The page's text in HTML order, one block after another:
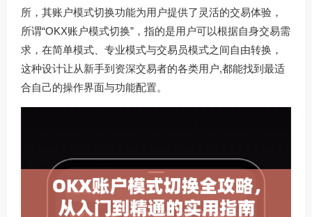
所，其账户模式切换功能为用户提供了灵活的交易体验，
所谓“OKX账户模式切换”，指的是用户可以根据自身交易需
求，在简单模式、专业模式与交易员模式之间自由转换，
这种设计让从新手到资深交易者的各类用户,都能找到最适
合自己的操作界面与功能配置。